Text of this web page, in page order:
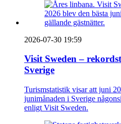
2026-07-30 19:59
Visit Sweden –
Sverige
Turismstatistik visar att juni
junimånaden i Sverige
enligt Visit Sweden.